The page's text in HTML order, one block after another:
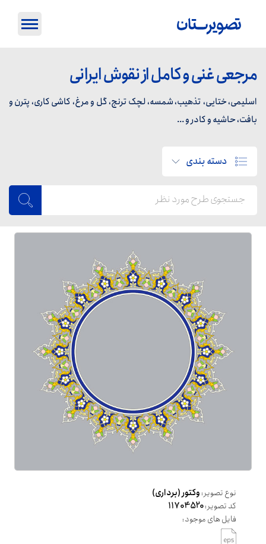
مرجعی غنی و کامل از نقوش ایرانی
اسلیمی، ختایی، تذهیب، شمسه، لچک ترنج، گل و مرغ، کاشی کاری، پترن و
بافت، حاشیه و کادر و ...
دسته بندی
نوع تصویر:وکتور (برداری)
کد تصویر:11704520
فایل های موجود: